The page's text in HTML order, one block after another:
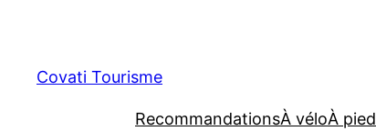
contenu
Covati Tourisme
RecommandationsÀ véloÀ pied